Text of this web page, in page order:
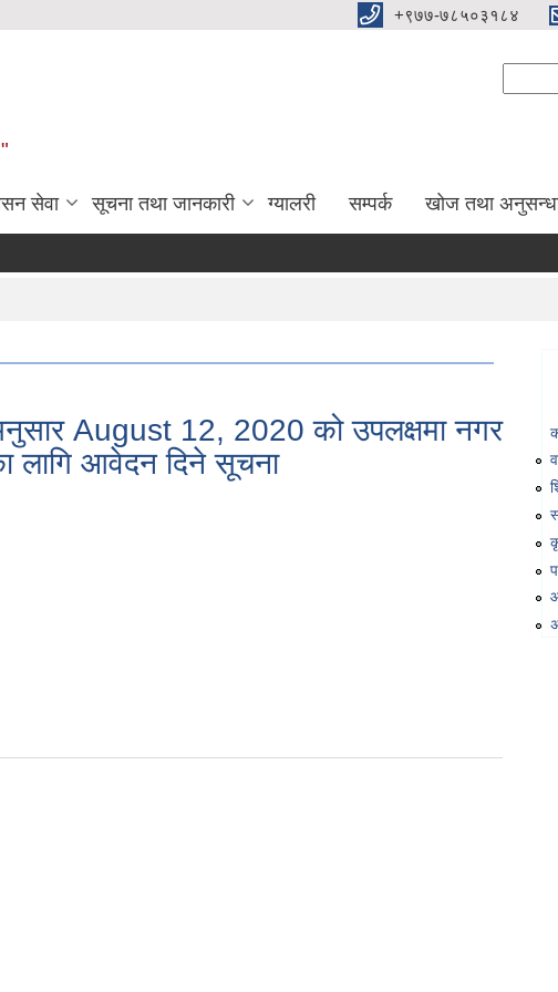
+९७७-७८५०३१८४
सेवा सूचना तथा जानकारी ग्यालरी सम्पर्क खोज तथा
August 12, 2020 को उपलक्षमा नगर
लागि आवेदन दिने सूचना